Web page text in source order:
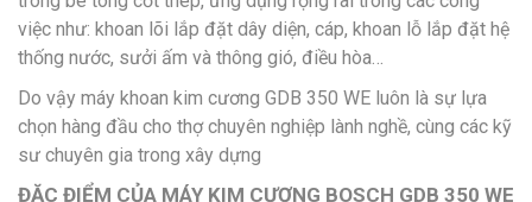
việc như: khoan lõi lắp đặt dây diện, cáp, khoan lỗ lắp đặt hệ
thống nước, sưởi ấm và thông gió, điều hòa…
Do vậy máy khoan kim cương GDB 350 WE luôn là sự lựa
chọn hàng đầu cho thợ chuyên nghiệp lành nghề, cùng các kỹ
sư chuyên gia trong xây dựng
ĐẶC ĐIỂM CỦA MÁY KIM CƯƠNG BOSCH GDB 350 WE